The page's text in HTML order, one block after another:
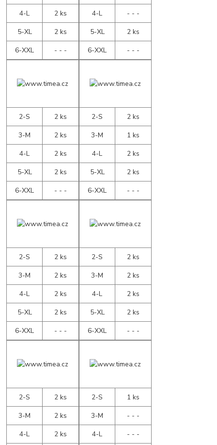
4-L
2 ks
5-XL
2 ks
6-XXL
- - -
4-L
- - -
5-XL
2 ks
6-XXL
- - -
2-S
2 ks
3-M
2 ks
4-L
2 ks
5-XL
2 ks
6-XXL
- - -
2-S
2 ks
3-M
1 ks
4-L
2 ks
5-XL
2 ks
6-XXL
- - -
2-S
2 ks
3-M
2 ks
4-L
2 ks
5-XL
2 ks
6-XXL
- - -
2-S
2 ks
3-M
2 ks
4-L
2 ks
5-XL
2 ks
6-XXL
- - -
2-S
2 ks
3-M
2 ks
4-L
2 ks
2-S
1 ks
3-M
- - -
4-L
- - -